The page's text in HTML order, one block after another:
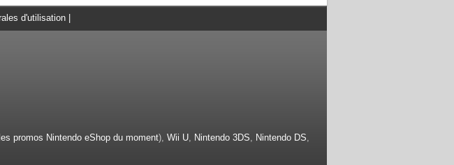
d'utilisation
promos Nintendo eShop du moment), Wii U, Nintendo 3DS, Nintendo DS,